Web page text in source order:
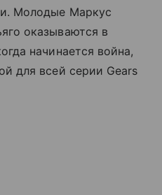
Молодые Маркус
оказываются в
начинается война,
для всей серии Gears